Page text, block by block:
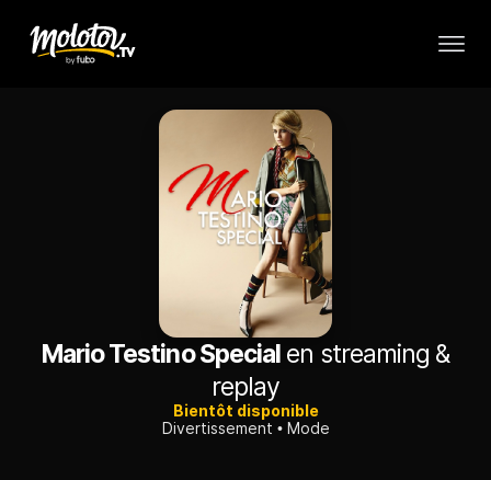
Mario Testino Special en streaming &
replay
Bientôt disponible
Divertissement
Mode